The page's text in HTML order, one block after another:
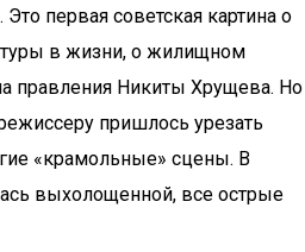
первая советская картина о
в жизни, о жилищном
правления Никиты Хрущева. Но
пришлось урезать
«крамольные» сцены. В
выхолощенной, все острые